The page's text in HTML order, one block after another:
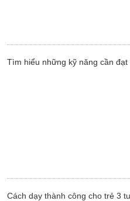
Tìm hiểu những kỹ năng cần đạt
Cách dạy thành công cho trẻ 3